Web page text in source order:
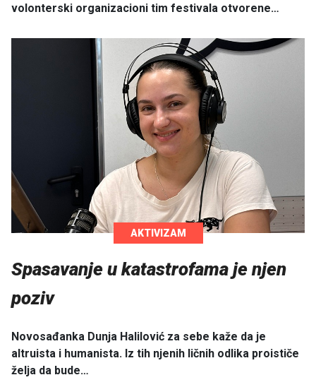
volonterski organizacioni tim festivala otvorene…
AKTIVIZAM
Spasavanje u katastrofama je njen
poziv
Novosađanka Dunja Halilović za sebe kaže da je
altruista i humanista. Iz tih njenih ličnih odlika proističe
želja da bude…